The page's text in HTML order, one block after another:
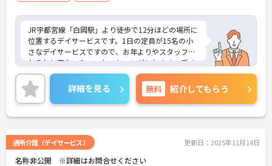
JR宇都宮線「白岡駅」より徒歩で12分ほどの場所に
位置するデイサービスです。1日の定員が15名の小
さなデイサービスですので、お年よりやスタッフそ
れぞれと密なコミュニケーションがとれます。デイ
サービス就業未経験の方も、既存のスタッフがしっ
かりと指導いたしますので、安心して働くことが出
来ます。ご興味のある方はお気軽にご相談くださ
い。
詳細を見る 無料 紹介してもらう
通所介護（デイサービス） 更新日：2025年11月14日
名称非公開 ※詳細はお問合せください